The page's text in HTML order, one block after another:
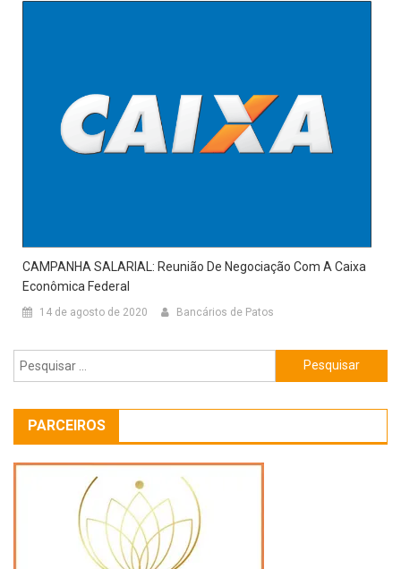
CAMPANHA SALARIAL: Reunião De Negociação Com A Caixa
Econômica Federal
14 de agosto de 2020 Bancários de Patos
Pesquisar
por:
PARCEIROS